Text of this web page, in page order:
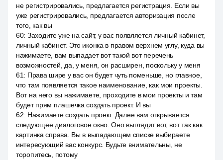
не регистрировались, предлагается регистрация. Если вы
уже регистрировались, предлагается авторизация после
того, как вы
60: Заходите уже на сайт, у вас появляется личный кабинет,
личный кабинет. Это иконка в правом верхнем углу, куда вы
нажимаете, вам выпадает вот такой вот перечень
возможностей, да, у меня, он расширен, поскольку у меня
61: Права шире у вас он будет чуть поменьше, но главное,
что там появляется такое наименование, как мои проекты.
Вот на него вы нажимаете, проходите в мои проекты и там
будет прям плашечка создать проект. И вы
62: Нажимаете создать проект. Далее вам открывается
следующее диалоговое окно. Оно выглядит вот, вот так как
картинка справа. Вы в выпадающем списке выбираете
интересующий вас конкурс. Будьте внимательны, не
торопитесь, потому